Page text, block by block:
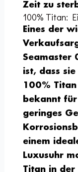
Zeit zu
100% Titan:
Eines der
Seamaster
ist, dass
100%
bekannt
geringes
einem
Luxusuhr
Titan in der